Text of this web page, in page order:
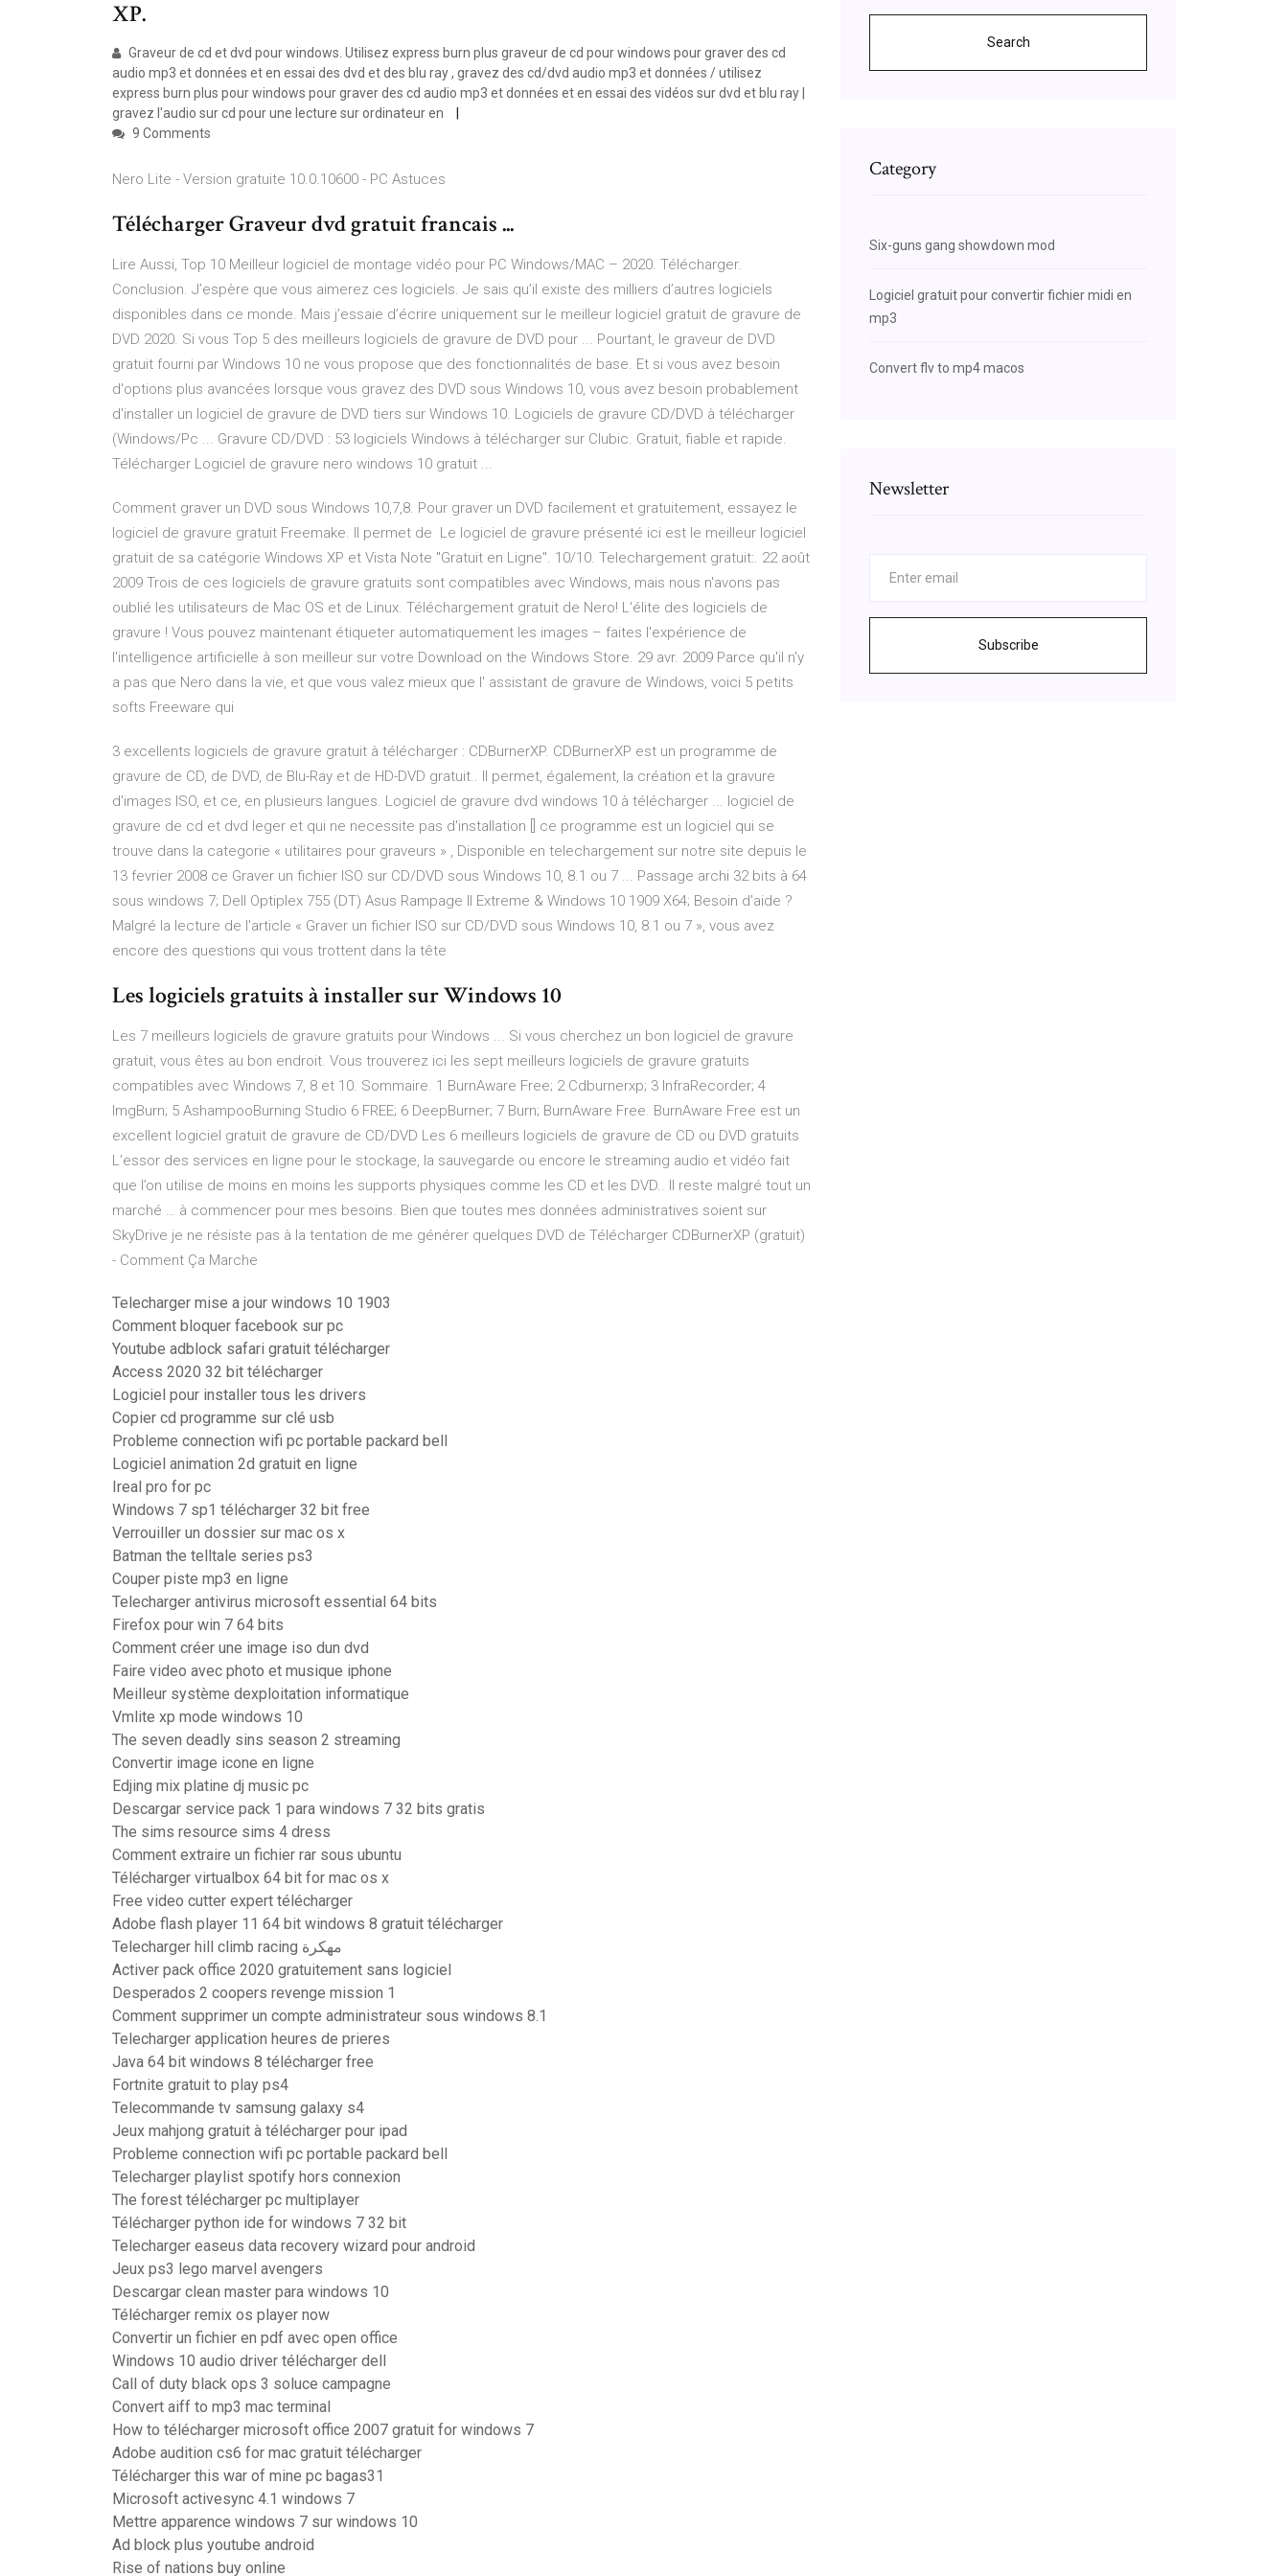
XP.
Graveur de cd et dvd pour windows. Utilisez express burn plus graveur de cd pour windows pour graver des cd
audio mp3 et données et en essai des dvd et des blu ray , gravez des cd/dvd audio mp3 et données / utilisez
express burn plus pour windows pour graver des cd audio mp3 et données et en essai des vidéos sur dvd et blu ray |
gravez l'audio sur cd pour une lecture sur ordinateur en
9 Comments
Nero Lite - Version gratuite 10.0.10600 - PC Astuces
Télécharger Graveur dvd gratuit francais ...
Lire Aussi, Top 10 Meilleur logiciel de montage vidéo pour PC Windows/MAC – 2020. Télécharger.
Conclusion. J’espère que vous aimerez ces logiciels. Je sais qu’il existe des milliers d’autres logiciels
disponibles dans ce monde. Mais j’essaie d’écrire uniquement sur le meilleur logiciel gratuit de gravure de
DVD 2020. Si vous Top 5 des meilleurs logiciels de gravure de DVD pour ... Pourtant, le graveur de DVD
gratuit fourni par Windows 10 ne vous propose que des fonctionnalités de base. Et si vous avez besoin
d'options plus avancées lorsque vous gravez des DVD sous Windows 10, vous avez besoin probablement
d'installer un logiciel de gravure de DVD tiers sur Windows 10. Logiciels de gravure CD/DVD à télécharger
(Windows/Pc ... Gravure CD/DVD : 53 logiciels Windows à télécharger sur Clubic. Gratuit, fiable et rapide.
Télécharger Logiciel de gravure nero windows 10 gratuit ...
Comment graver un DVD sous Windows 10,7,8. Pour graver un DVD facilement et gratuitement, essayez le
logiciel de gravure gratuit Freemake. Il permet de Le logiciel de gravure présenté ici est le meilleur logiciel
gratuit de sa catégorie Windows XP et Vista Note "Gratuit en Ligne". 10/10. Telechargement gratuit:. 22 août
2009 Trois de ces logiciels de gravure gratuits sont compatibles avec Windows, mais nous n'avons pas
oublié les utilisateurs de Mac OS et de Linux. Téléchargement gratuit de Nero! L'élite des logiciels de
gravure ! Vous pouvez maintenant étiqueter automatiquement les images – faites l'expérience de
l'intelligence artificielle à son meilleur sur votre Download on the Windows Store. 29 avr. 2009 Parce qu'il n'y
a pas que Nero dans la vie, et que vous valez mieux que l' assistant de gravure de Windows, voici 5 petits
softs Freeware qui
3 excellents logiciels de gravure gratuit à télécharger : CDBurnerXP. CDBurnerXP est un programme de
gravure de CD, de DVD, de Blu-Ray et de HD-DVD gratuit.. Il permet, également, la création et la gravure
d'images ISO, et ce, en plusieurs langues. Logiciel de gravure dvd windows 10 à télécharger ... logiciel de
gravure de cd et dvd leger et qui ne necessite pas d'installation [] ce programme est un logiciel qui se
trouve dans la categorie « utilitaires pour graveurs » , Disponible en telechargement sur notre site depuis le
13 fevrier 2008 ce Graver un fichier ISO sur CD/DVD sous Windows 10, 8.1 ou 7 ... Passage archi 32 bits à 64
sous windows 7; Dell Optiplex 755 (DT) Asus Rampage II Extreme & Windows 10 1909 X64; Besoin d'aide ?
Malgré la lecture de l'article « Graver un fichier ISO sur CD/DVD sous Windows 10, 8.1 ou 7 », vous avez
encore des questions qui vous trottent dans la tête
Les logiciels gratuits à installer sur Windows 10
Les 7 meilleurs logiciels de gravure gratuits pour Windows ... Si vous cherchez un bon logiciel de gravure
gratuit, vous êtes au bon endroit. Vous trouverez ici les sept meilleurs logiciels de gravure gratuits
compatibles avec Windows 7, 8 et 10. Sommaire. 1 BurnAware Free; 2 Cdburnerxp; 3 InfraRecorder; 4
ImgBurn; 5 AshampooBurning Studio 6 FREE; 6 DeepBurner; 7 Burn; BurnAware Free. BurnAware Free est un
excellent logiciel gratuit de gravure de CD/DVD Les 6 meilleurs logiciels de gravure de CD ou DVD gratuits
L’essor des services en ligne pour le stockage, la sauvegarde ou encore le streaming audio et vidéo fait
que l’on utilise de moins en moins les supports physiques comme les CD et les DVD.. Il reste malgré tout un
marché … à commencer pour mes besoins. Bien que toutes mes données administratives soient sur
SkyDrive je ne résiste pas à la tentation de me générer quelques DVD de Télécharger CDBurnerXP (gratuit)
- Comment Ça Marche
Telecharger mise a jour windows 10 1903
Comment bloquer facebook sur pc
Youtube adblock safari gratuit télécharger
Access 2020 32 bit télécharger
Logiciel pour installer tous les drivers
Copier cd programme sur clé usb
Probleme connection wifi pc portable packard bell
Logiciel animation 2d gratuit en ligne
Ireal pro for pc
Windows 7 sp1 télécharger 32 bit free
Verrouiller un dossier sur mac os x
Batman the telltale series ps3
Couper piste mp3 en ligne
Telecharger antivirus microsoft essential 64 bits
Firefox pour win 7 64 bits
Comment créer une image iso dun dvd
Faire video avec photo et musique iphone
Meilleur système dexploitation informatique
Vmlite xp mode windows 10
The seven deadly sins season 2 streaming
Convertir image icone en ligne
Edjing mix platine dj music pc
Descargar service pack 1 para windows 7 32 bits gratis
The sims resource sims 4 dress
Comment extraire un fichier rar sous ubuntu
Télécharger virtualbox 64 bit for mac os x
Free video cutter expert télécharger
Adobe flash player 11 64 bit windows 8 gratuit télécharger
Telecharger hill climb racing مهكرة
Activer pack office 2020 gratuitement sans logiciel
Desperados 2 coopers revenge mission 1
Comment supprimer un compte administrateur sous windows 8.1
Telecharger application heures de prieres
Java 64 bit windows 8 télécharger free
Fortnite gratuit to play ps4
Telecommande tv samsung galaxy s4
Jeux mahjong gratuit à télécharger pour ipad
Probleme connection wifi pc portable packard bell
Telecharger playlist spotify hors connexion
The forest télécharger pc multiplayer
Télécharger python ide for windows 7 32 bit
Telecharger easeus data recovery wizard pour android
Jeux ps3 lego marvel avengers
Descargar clean master para windows 10
Télécharger remix os player now
Convertir un fichier en pdf avec open office
Windows 10 audio driver télécharger dell
Call of duty black ops 3 soluce campagne
Convert aiff to mp3 mac terminal
How to télécharger microsoft office 2007 gratuit for windows 7
Adobe audition cs6 for mac gratuit télécharger
Télécharger this war of mine pc bagas31
Microsoft activesync 4.1 windows 7
Mettre apparence windows 7 sur windows 10
Ad block plus youtube android
Rise of nations buy online
Search
Category
Six-guns gang showdown mod
Logiciel gratuit pour convertir fichier midi en
mp3
Convert flv to mp4 macos
Newsletter
Subscribe